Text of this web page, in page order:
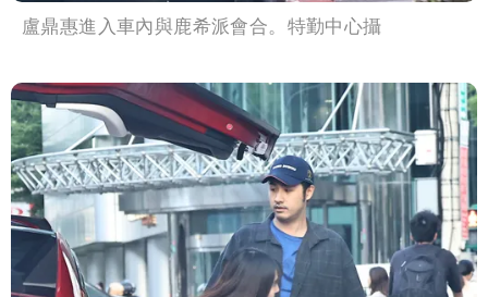
盧鼎惠進入車內與鹿希派會合。特勤中心攝